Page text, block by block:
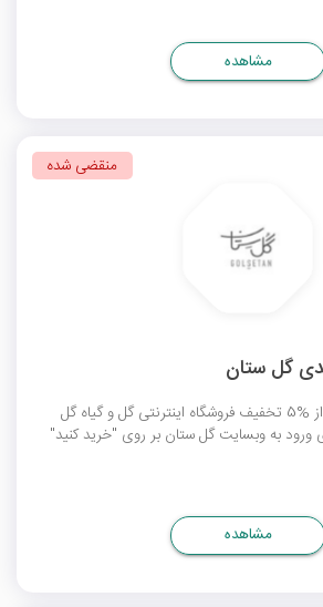
مشاهده
با وارد کردن کد تخفیف از %5 تخفیف فروشگاه اینترنتی گل و گیاه گل
ورود به وبسایت گل ستان بر روی "خرید کنید"
منقضی شده
مشاهده